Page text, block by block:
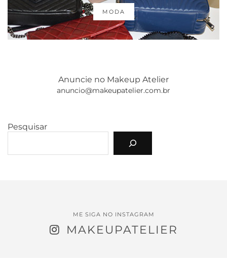
MODA
Anuncie no Makeup Atelier
anuncio@makeupatelier.com.br
Pesquisar
ME SIGA NO INSTAGRAM
MAKEUPATELIER